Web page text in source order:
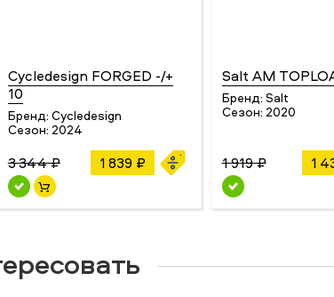
Cycledesign FORGED -/+
10
Бренд: Cycledesign
Сезон: 2024
3 344 ₽ 1 839 ₽
Salt AM
Бренд: Salt
Сезон: 2020
1 919 ₽ 1